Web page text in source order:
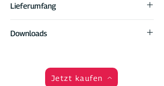
Lieferumfang
mit eichrechtskonformen Stromzähler
4 RFID Karten (2x Masterkarte, 2x
Onlinekarte)
Downloads
ProduktkatalogJetzt kaufen